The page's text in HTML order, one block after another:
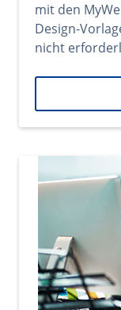
mit den
Design-
nicht